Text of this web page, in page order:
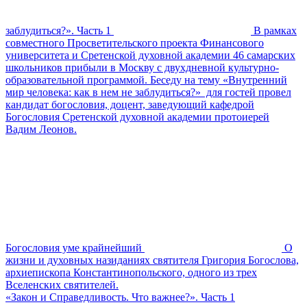
заблудиться?». Часть 1
В рамках
совместного Просветительского проекта Финансового
университета и Сретенской духовной академии 46 самарских
школьников прибыли в Москву с двухдневной культурно-
образовательной программой. Беседу на тему «Внутренний
мир человека: как в нем не заблудиться?» для гостей провел
кандидат богословия, доцент, заведующий кафедрой
Богословия Сретенской духовной академии протоиерей
Вадим Леонов.
Богословия уме крайнейший
О
жизни и духовных назиданиях святителя Григория Богослова,
архиепископа Константинопольского, одного из трех
Вселенских святителей.
«Закон и Справедливость. Что важнее?». Часть 1